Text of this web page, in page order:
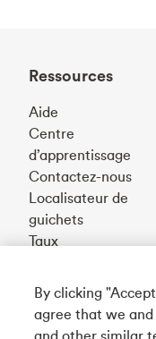
Ressources
Aide
Centre
d’apprentissage
Contactez-nous
Localisateur de
guichets
Taux
Téléchargez
By clicking
agree that we
and other similar